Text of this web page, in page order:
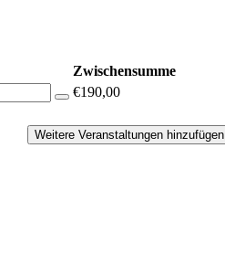
Zwischensumme
€190,00
Weitere Veranstaltungen hinzufügen